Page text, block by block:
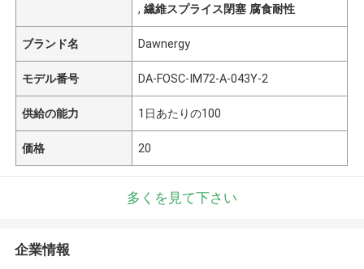
,繊維スプライス閉塞 腐食耐性
ブランド名 Dawnergy
モデル番号 DA-FOSC-IM72-A-043Y-2
供給の能力 1日あたりの100
価格 20
多くを見て下さい
企業情報